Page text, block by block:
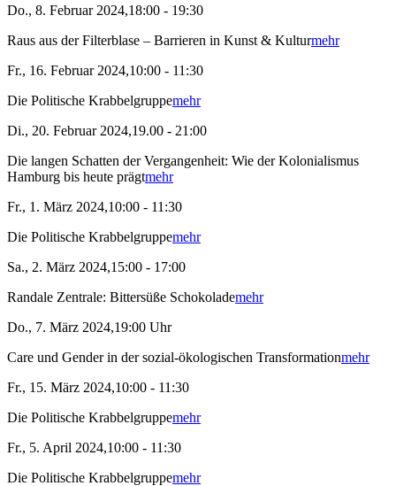
Do., 8. Februar 2024,18:00 - 19:30
Raus aus der Filterblase – Barrieren in Kunst & Kulturmehr
Fr., 16. Februar 2024,10:00 - 11:30
Die Politische Krabbelgruppemehr
Di., 20. Februar 2024,19.00 - 21:00
Die langen Schatten der Vergangenheit: Wie der Kolonialismus
Hamburg bis heute prägtmehr
Fr., 1. März 2024,10:00 - 11:30
Die Politische Krabbelgruppemehr
Sa., 2. März 2024,15:00 - 17:00
Randale Zentrale: Bittersüße Schokolademehr
Do., 7. März 2024,19:00 Uhr
Care und Gender in der sozial-ökologischen Transformationmehr
Fr., 15. März 2024,10:00 - 11:30
Die Politische Krabbelgruppemehr
Fr., 5. April 2024,10:00 - 11:30
Die Politische Krabbelgruppemehr